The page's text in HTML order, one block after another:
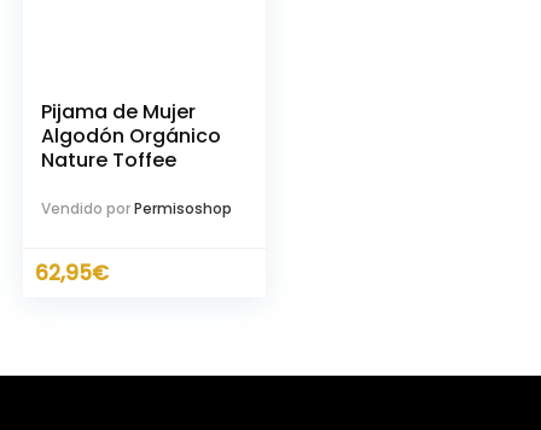
Pijama de Mujer
Algodón Orgánico
Nature Toffee
Vendido porPermisoshop
62,95€